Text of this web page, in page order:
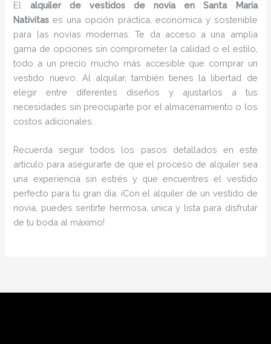
El alquiler de vestidos de novia en Santa María
Nativitas es una opción práctica, económica y sostenible
para las novias modernas. Te da acceso a una amplia
gama de opciones sin comprometer la calidad o el estilo,
todo a un precio mucho más accesible que comprar un
vestido nuevo. Al alquilar, también tienes la libertad de
elegir entre diferentes diseños y ajustarlos a tus
necesidades sin preocuparte por el almacenamiento o los
costos adicionales.
Recuerda seguir todos los pasos detallados en este
artículo para asegurarte de que el proceso de alquiler sea
una experiencia sin estrés y que encuentres el vestido
perfecto para tu gran día. ¡Con el alquiler de un vestido de
novia, puedes sentirte hermosa, única y lista para disfrutar
de tu boda al máximo!